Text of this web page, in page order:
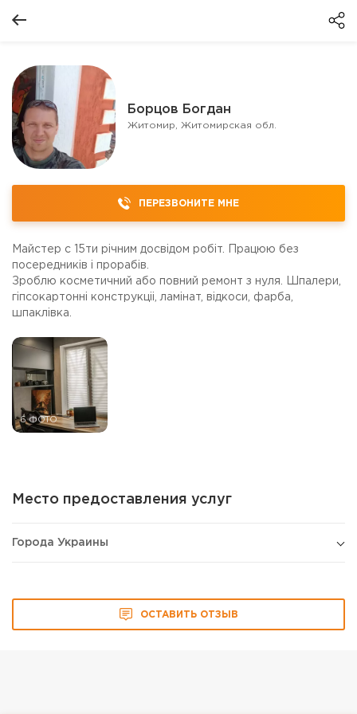
Борцов Богдан
Житомир, Житомирская обл.
ПЕРЕЗВОНИТЕ МНЕ
Майстер с 15ти річним досвідом робіт. Працюю без
посередників і прорабів.
Зроблю косметичний або повний ремонт з нуля. Шпалери,
гіпсокартонні конструкціі, ламінат, відкоси, фарба,
шпаклівка.
6 ФОТО
Место предоставления услуг
Города Украины
ОСТАВИТЬ ОТЗЫВ